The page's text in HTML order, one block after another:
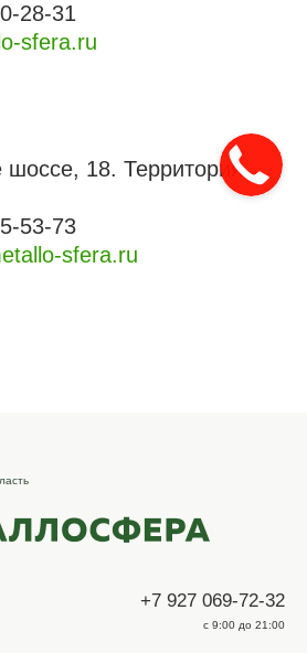
28-31
sfera.ru
шоссе, 18. Территория
53-73
sfera.ru
+7 927 069-72-32
с 9:00 до 21:00